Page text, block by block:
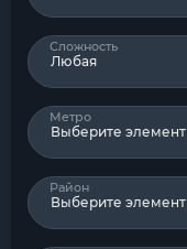
Сложность
Любая
Метро
Выберите элемент
Район
Выберите элемент